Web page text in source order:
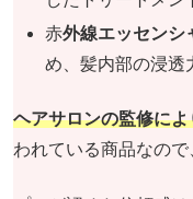
赤外線エッセンシ
め、髪内部の浸透
ヘアサロンの監修に
われている商品なので